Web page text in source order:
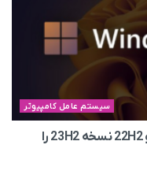
سیستم عامل کامپیوتر
کامپیوترهای مجهز به ویندوز ۱۱ 21H2 و 22H2 نسخه 23H2 را